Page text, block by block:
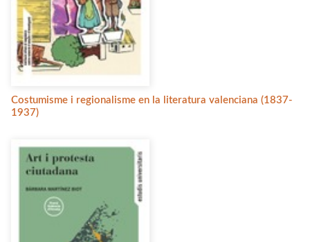
Costumisme i regionalisme en la literatura valenciana (1837-
1937)